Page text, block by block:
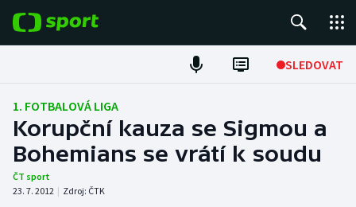
SLEDOVAT
Fotbal
Hokej
Tenis
1. FOTBALOVÁ LIGA
Korupční kauza se Sigmou a
Bohemians se vrátí k soudu
ČT sport
23. 7. 2012 | Zdroj: ČTK